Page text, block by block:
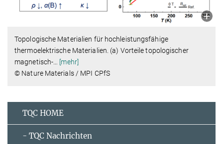
Topologische Materialien für hochleistungsfähige
thermoelektrische Materialien. (a) Vorteile topologischer
magnetisch-… [mehr]
© Nature Materials / MPI CPfS
TQC HOME
- TQC Nachrichten